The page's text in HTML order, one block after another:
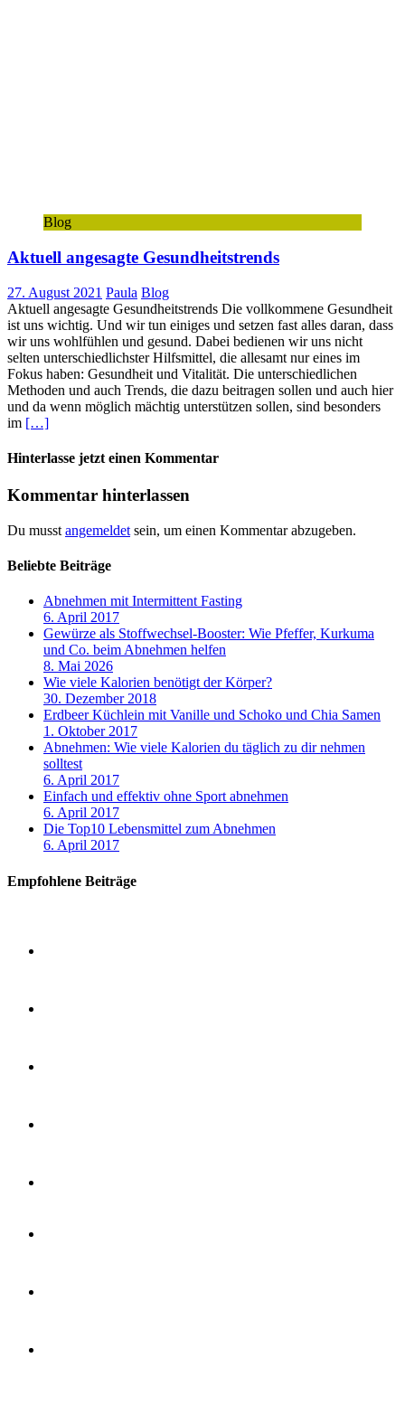
Blog
Aktuell angesagte Gesundheitstrends
27. August 2021 Paula Blog
Aktuell angesagte Gesundheitstrends Die vollkommene Gesundheit
ist uns wichtig. Und wir tun einiges und setzen fast alles daran, dass
wir uns wohlfühlen und gesund. Dabei bedienen wir uns nicht
selten unterschiedlichster Hilfsmittel, die allesamt nur eines im
Fokus haben: Gesundheit und Vitalität. Die unterschiedlichen
Methoden und auch Trends, die dazu beitragen sollen und auch hier
und da wenn möglich mächtig unterstützen sollen, sind besonders
im […]
Hinterlasse jetzt einen Kommentar
Kommentar hinterlassen
Du musst angemeldet sein, um einen Kommentar abzugeben.
Beliebte Beiträge
Abnehmen mit Intermittent Fasting
6. April 2017
Gewürze als Stoffwechsel-Booster: Wie Pfeffer, Kurkuma
und Co. beim Abnehmen helfen
8. Mai 2026
Wie viele Kalorien benötigt der Körper?
30. Dezember 2018
Erdbeer Küchlein mit Vanille und Schoko und Chia Samen
1. Oktober 2017
Abnehmen: Wie viele Kalorien du täglich zu dir nehmen
solltest
6. April 2017
Einfach und effektiv ohne Sport abnehmen
6. April 2017
Die Top10 Lebensmittel zum Abnehmen
6. April 2017
Empfohlene Beiträge